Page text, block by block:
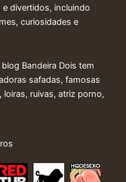
divertidos, incluindo
curiosidades e
Bandeira Dois tem
safadas, famosas
ruivas, atriz porno,